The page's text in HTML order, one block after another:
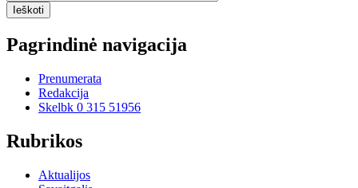
Pagrindinė navigacija
Prenumerata
Redakcija
Skelbk 0 315 51956
Rubrikos
Aktualijos